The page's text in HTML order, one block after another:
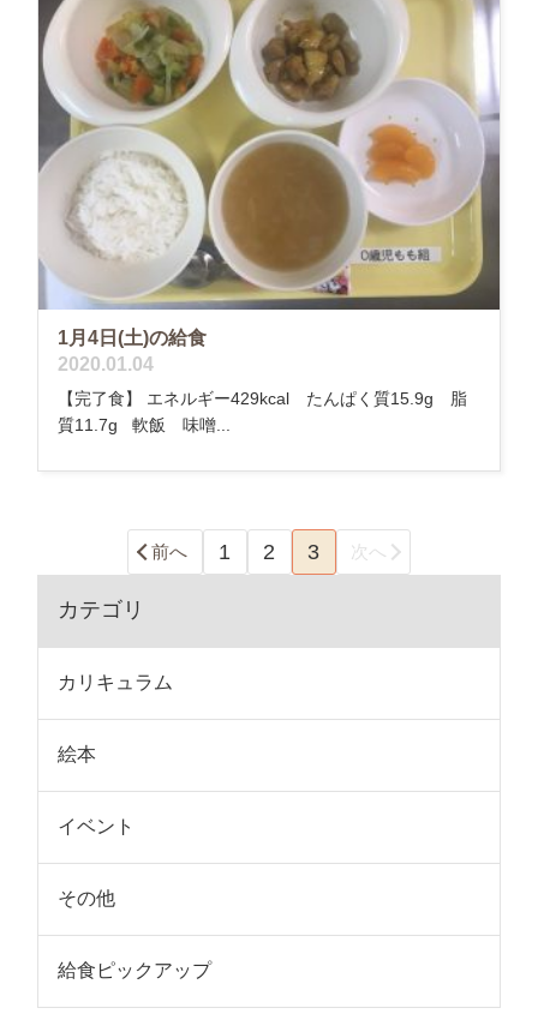
1月4日(土)の給食
2020.01.04
【完了食】 エネルギー429kcal たんぱく質15.9g 脂
質11.7g 軟飯 味噌...
前へ 1 2 3 次へ
カテゴリ
カリキュラム
絵本
イベント
その他
給食ピックアップ